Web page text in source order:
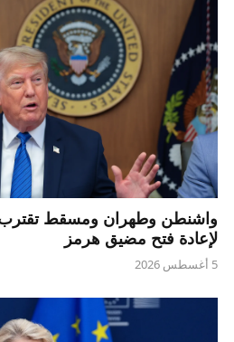
واشنطن وطهران ومسقط
لإعادة فتح مضيق هرمز
5 أغسطس 2026